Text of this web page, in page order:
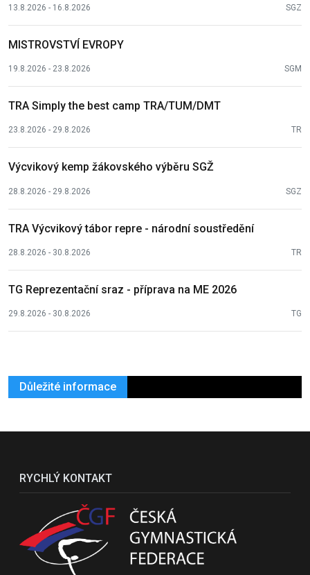
13.8.2026 - 16.8.2026 SGZ
MISTROVSTVÍ EVROPY
19.8.2026 - 23.8.2026 SGM
TRA Simply the best camp TRA/TUM/DMT
23.8.2026 - 29.8.2026 TR
Výcvikový kemp žákovského výběru SGŽ
28.8.2026 - 29.8.2026 SGZ
TRA Výcvikový tábor repre - národní soustředění
28.8.2026 - 30.8.2026 TR
TG Reprezentační sraz - příprava na ME 2026
29.8.2026 - 30.8.2026 TG
Důležité informace
RYCHLÝ KONTAKT